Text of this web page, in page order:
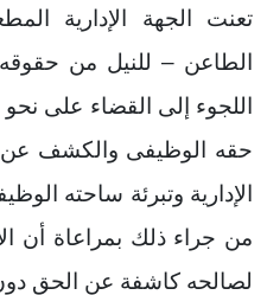
تعنت الجهة الإدارية
الطاعن – للنيل من
اللجوء إلى القضاء على
حقه الوظيفى والكشف عن
الإدارية وتبرئة ساحته
من جراء ذلك بمراعاة أن
لصالحه كاشفة عن الحق